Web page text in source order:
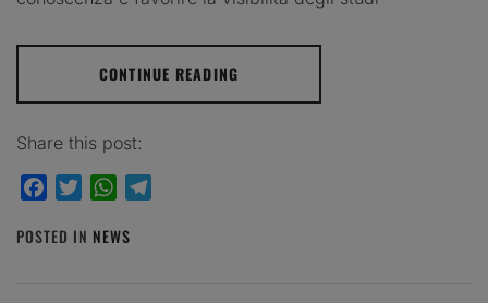
CONTINUE READING
Share this post:
FacebookTwitterWhatsApp
POSTED IN NEWS